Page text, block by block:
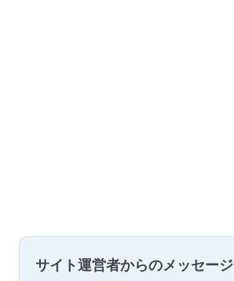
サイト運営者からのメッセージ